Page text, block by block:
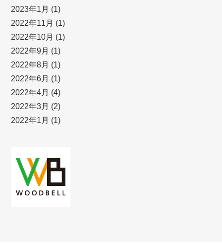
2023年1月 (1)
2022年11月 (1)
2022年10月 (1)
2022年9月 (1)
2022年8月 (1)
2022年6月 (1)
2022年4月 (4)
2022年3月 (2)
2022年1月 (1)